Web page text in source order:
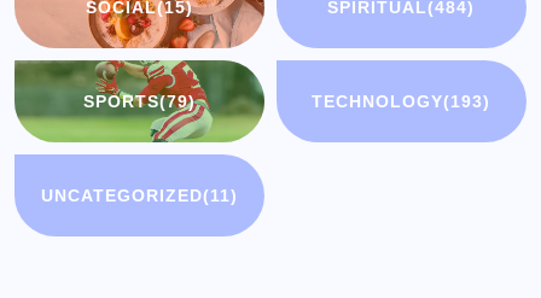
SOCIAL(15) SPIRITUAL(484)
SPORTS(79) TECHNOLOGY(193)
UNCATEGORIZED(11)